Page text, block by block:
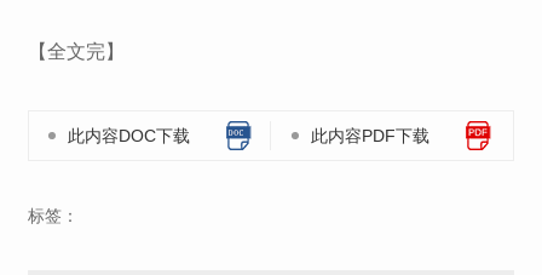
【全文完】
此内容DOC下载 此内容PDF下载
标签：